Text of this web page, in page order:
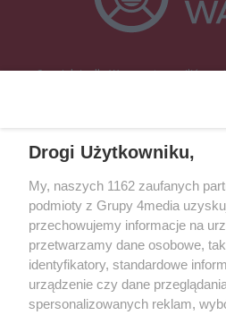
Specjalnie dla Was postanowiliśmy
Śrem, Jarocin, Gniezno,
Kontakt Reklama
Regulamin serwisu i
Regulamin konkursów
Przetwarzanie
Drogi Użytkowniku,
My, naszych 1162 zaufanych
podmioty z Grupy 4media
przechowujemy informacje na
przetwarzamy dane osobowe,
identyfikatory, standardowe
urządzenie czy dane
spersonalizowanych reklam,